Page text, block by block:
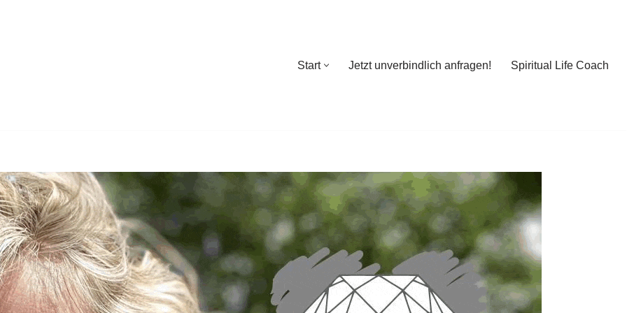
Start Jetzt unverbindlich anfragen! Spiritual Life Coach
Start Jetzt unverbindlich anfragen!